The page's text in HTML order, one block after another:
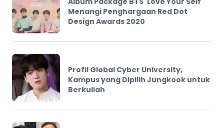
Menangi Penghargaan Red Dot
Design Awards 2020
Profil Global Cyber University,
Kampus yang Dipilih Jungkook untuk
Berkuliah